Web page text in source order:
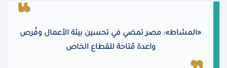
«المشاط»: مصر تمضي في تحسين بيئة الأعمال وفُرص
واعدة مُتاحة للقطاع الخاص